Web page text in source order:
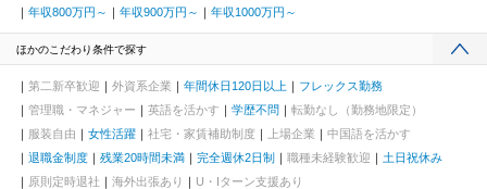
年収800万円～
年収900万円～ 年収1000万円～
ほかのこだわり条件で探す
第二新卒歓迎 外資系企業 年間休日120日以上
フレックス勤務
管理職・マネジャー
英語を活かす 学歴不問
転勤なし（勤務地限定）
服装自由
女性活躍 社宅・家賃補助制度 上場企業
中国語を活かす
退職金制度
残業20時間未満 完全週休2日制 職種未経験歓迎
土日祝休み
原則定時退社
海外出張あり U・Iターン支援あり